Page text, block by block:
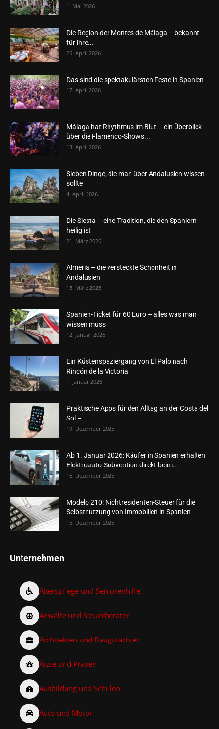
1. Mai 2026
Die Region der Montes de Málaga – bekannt
für ihre...
25. April 2026
Das sind die spektakulärsten Feste in Spanien
17. April 2026
Málaga hat Rhythmus im Blut – ein Überblick
über die Flamenco-Shows...
13. April 2026
Sieben Dinge, die man über Andalusien wissen
sollte
4. April 2026
Die Siesta – eine Tradition, die den Spaniern
heilig ist
21. März 2026
Almería – die versteckte Schönheit in
Andalusien
15. März 2026
Spanien-Ticket für 60 Euro – alles was man
wissen muss
12. Januar 2026
Ein Küstenspaziergang von El Palo nach
Rincón de la Victoria
1. Januar 2026
Praktische Apps für den Alltag an der Costa del
Sol –...
19. Dezember 2025
Ab 1. Januar 2026: Käufer in Spanien erhalten
Elektroauto-Subvention direkt beim...
16. Dezember 2025
Modelo 210: Nichtresidenten-Steuer für die
Selbstnutzung von Immobilien in Spanien
15. Dezember 2025
Unternehmen
Alterspflege und Seniorenhilfe
Anwälte und Steuerberater
Architekten und Baugutachter
Ärzte und Praxen
Ausbildung und Schulen
Auto und Motor